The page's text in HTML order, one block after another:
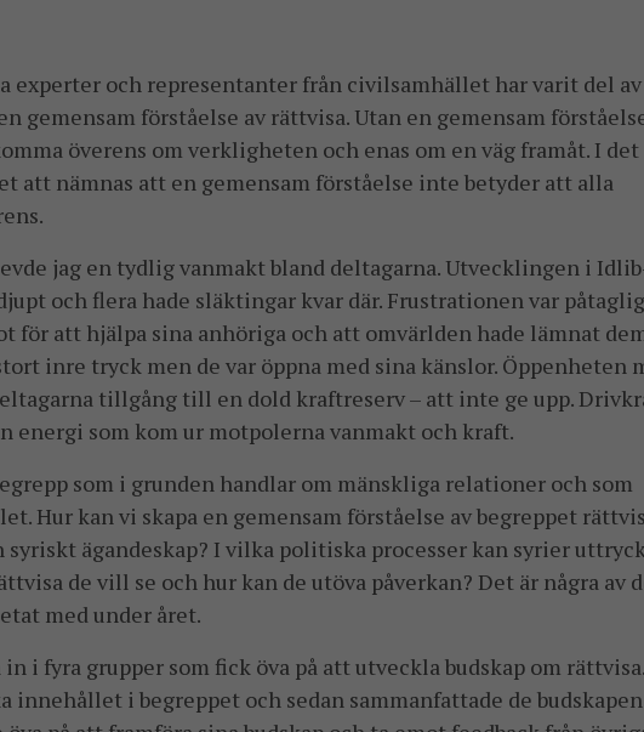
experter och representanter från civilsamhället har varit del av
gemensam förståelse av rättvisa. Utan en gemensam
överens om verkligheten och enas om en väg framåt. I det
att nämnas att en gemensam förståelse inte betyder att alla
jag en tydlig vanmakt bland deltagarna. Utvecklingen i
och flera hade släktingar kvar där. Frustrationen var
för att hjälpa sina anhöriga och att omvärlden hade lämnat
inre tryck men de var öppna med sina känslor. Öppenheten
tillgång till en dold kraftreserv – att inte ge upp.
energi som kom ur motpolerna vanmakt och kraft.
som i grunden handlar om mänskliga relationer och som
Hur kan vi skapa en gemensam förståelse av begreppet
ägandeskap? I vilka politiska processer kan syrier
de vill se och hur kan de utöva påverkan? Det är några av
med under året.
i fyra grupper som fick öva på att utveckla budskap om
innehållet i begreppet och sedan sammanfattade de budskapen